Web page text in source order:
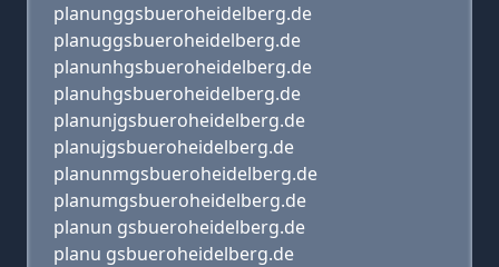
planunggsbueroheidelberg.de
planuggsbueroheidelberg.de
planunhgsbueroheidelberg.de
planuhgsbueroheidelberg.de
planunjgsbueroheidelberg.de
planujgsbueroheidelberg.de
planunmgsbueroheidelberg.de
planumgsbueroheidelberg.de
planun gsbueroheidelberg.de
planu gsbueroheidelberg.de